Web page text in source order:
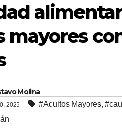
mayores
Molina
2025 #Adultos Mayores,